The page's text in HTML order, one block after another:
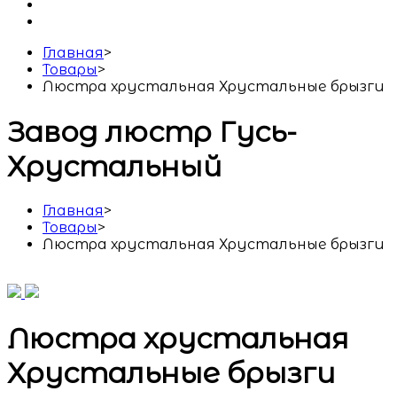
Главная>
Товары>
Люстра хрустальная Хрустальные брызги
Завод люстр Гусь-
Хрустальный
Главная>
Товары>
Люстра хрустальная Хрустальные брызги
Люстра хрустальная
Хрустальные брызги